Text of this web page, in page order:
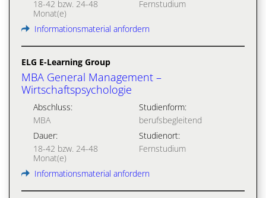
18-42 bzw. 24-48
Monat(e)
Fernstudium
Informationsmaterial anfordern
ELG E-Learning Group
MBA General Management –
Wirtschaftspsychologie
Abschluss:
MBA
Studienform:
berufsbegleitend
Dauer:
18-42 bzw. 24-48
Monat(e)
Studienort:
Fernstudium
Informationsmaterial anfordern